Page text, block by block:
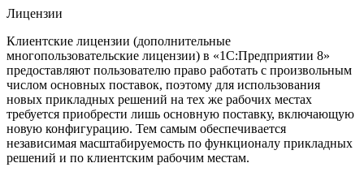
Лицензии
Клиентские лицензии (дополнительные
многопользовательские лицензии) в «1С:Предприятии 8»
предоставляют пользователю право работать с произвольным
числом основных поставок, поэтому для использования
новых прикладных решений на тех же рабочих местах
требуется приобрести лишь основную поставку, включающую
новую конфигурацию. Тем самым обеспечивается
независимая масштабируемость по функционалу прикладных
решений и по клиентским рабочим местам.